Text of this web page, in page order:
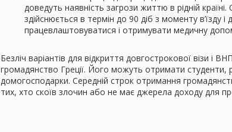
доведуть наявність загрози життю в рідній
здійснюється в термін до 90 діб з моменту в’їзду і
працевлаштовуватися і отримувати медичну
Безліч варіантів для відкриття довгострокової візи і
громадянство Греції. Його можуть отримати студенти,
домогосподарки. Середній строк отримання
тих, хто скоїв злочин або не має джерела доходу для